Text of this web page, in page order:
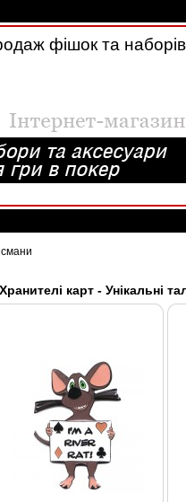
фішок та
Хранителі карт - Унікальні